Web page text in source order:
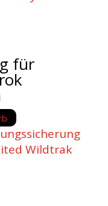
für